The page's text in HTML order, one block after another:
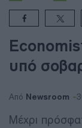
υπό
Από Newsroom
Μέχρι